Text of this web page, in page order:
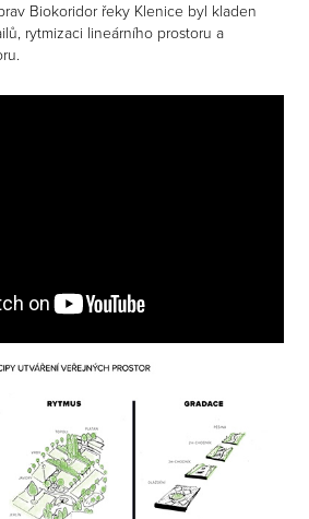
Biokoridor řeky Klenice byl kladen
rytmizaci lineárního prostoru a